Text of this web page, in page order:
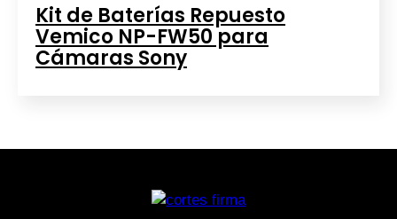
Kit de Baterías Repuesto
Vemico NP-FW50 para
Cámaras Sony